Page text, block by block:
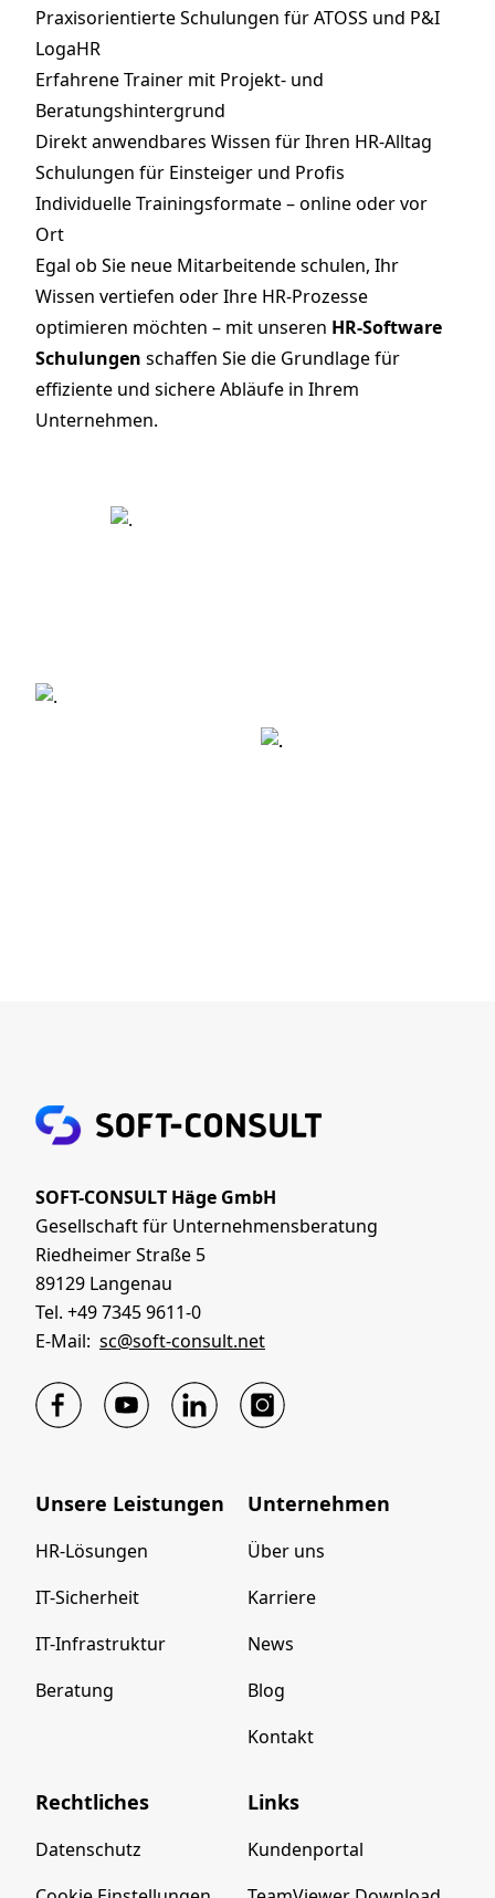
Praxisorientierte Schulungen für ATOSS und P&I
LogaHR
Erfahrene Trainer mit Projekt- und
Beratungshintergrund
Direkt anwendbares Wissen für Ihren HR-Alltag
Schulungen für Einsteiger und Profis
Individuelle Trainingsformate – online oder vor
Ort
Egal ob Sie neue Mitarbeitende schulen, Ihr
Wissen vertiefen oder Ihre HR-Prozesse
optimieren möchten – mit unseren HR-Software
Schulungen schaffen Sie die Grundlage für
effiziente und sichere Abläufe in Ihrem
Unternehmen.
SOFT-CONSULT Häge GmbH
Gesellschaft für Unternehmensberatung
Riedheimer Straße 5
89129 Langenau
Tel. +49 7345 9611-0
E-Mail: sc@soft-consult.net
Unsere Leistungen
HR-Lösungen
IT-Sicherheit
IT-Infrastruktur
Beratung
Unternehmen
Über uns
Karriere
News
Blog
Kontakt
Rechtliches
Datenschutz
Links
Kundenportal